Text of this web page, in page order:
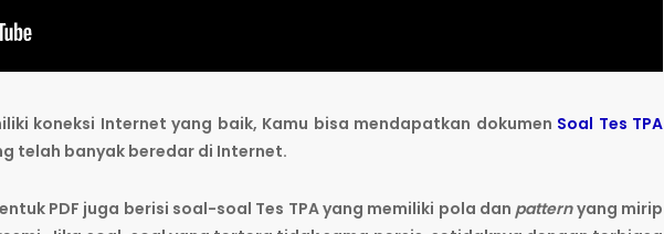
koneksi Internet yang baik, Kamu bisa mendapatkan dokumen Soal Tes TPA
telah banyak beredar di Internet.
PDF juga berisi soal-soal Tes TPA yang memiliki pola dan patternyang mirip